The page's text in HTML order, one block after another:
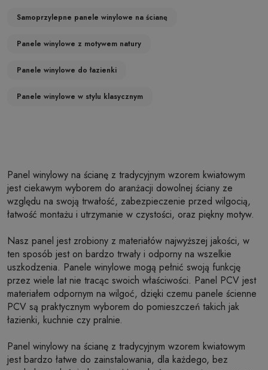
Samoprzylepne panele winylowe na ścianę
Panele winylowe z motywem natury
Panele winylowe do łazienki
Panele winylowe w stylu klasycznym
Panel winylowy na ścianę z tradycyjnym wzorem kwiatowym
jest ciekawym wyborem do aranżacji dowolnej ściany ze
względu na swoją trwałość, zabezpieczenie przed wilgocią,
łatwość montażu i utrzymanie w czystości, oraz piękny motyw.
Nasz panel jest zrobiony z materiałów najwyższej jakości, w
ten sposób jest on bardzo trwały i odporny na wszelkie
uszkodzenia. Panele winylowe mogą pełnić swoją funkcję
przez wiele lat nie tracąc swoich właściwości. Panel PCV jest
materiałem odpornym na wilgoć, dzięki czemu panele ścienne
PCV są praktycznym wyborem do pomieszczeń takich jak
łazienki, kuchnie czy pralnie.
Panel winylowy na ścianę z tradycyjnym wzorem kwiatowym
jest bardzo łatwe do zainstalowania, dla każdego, bez